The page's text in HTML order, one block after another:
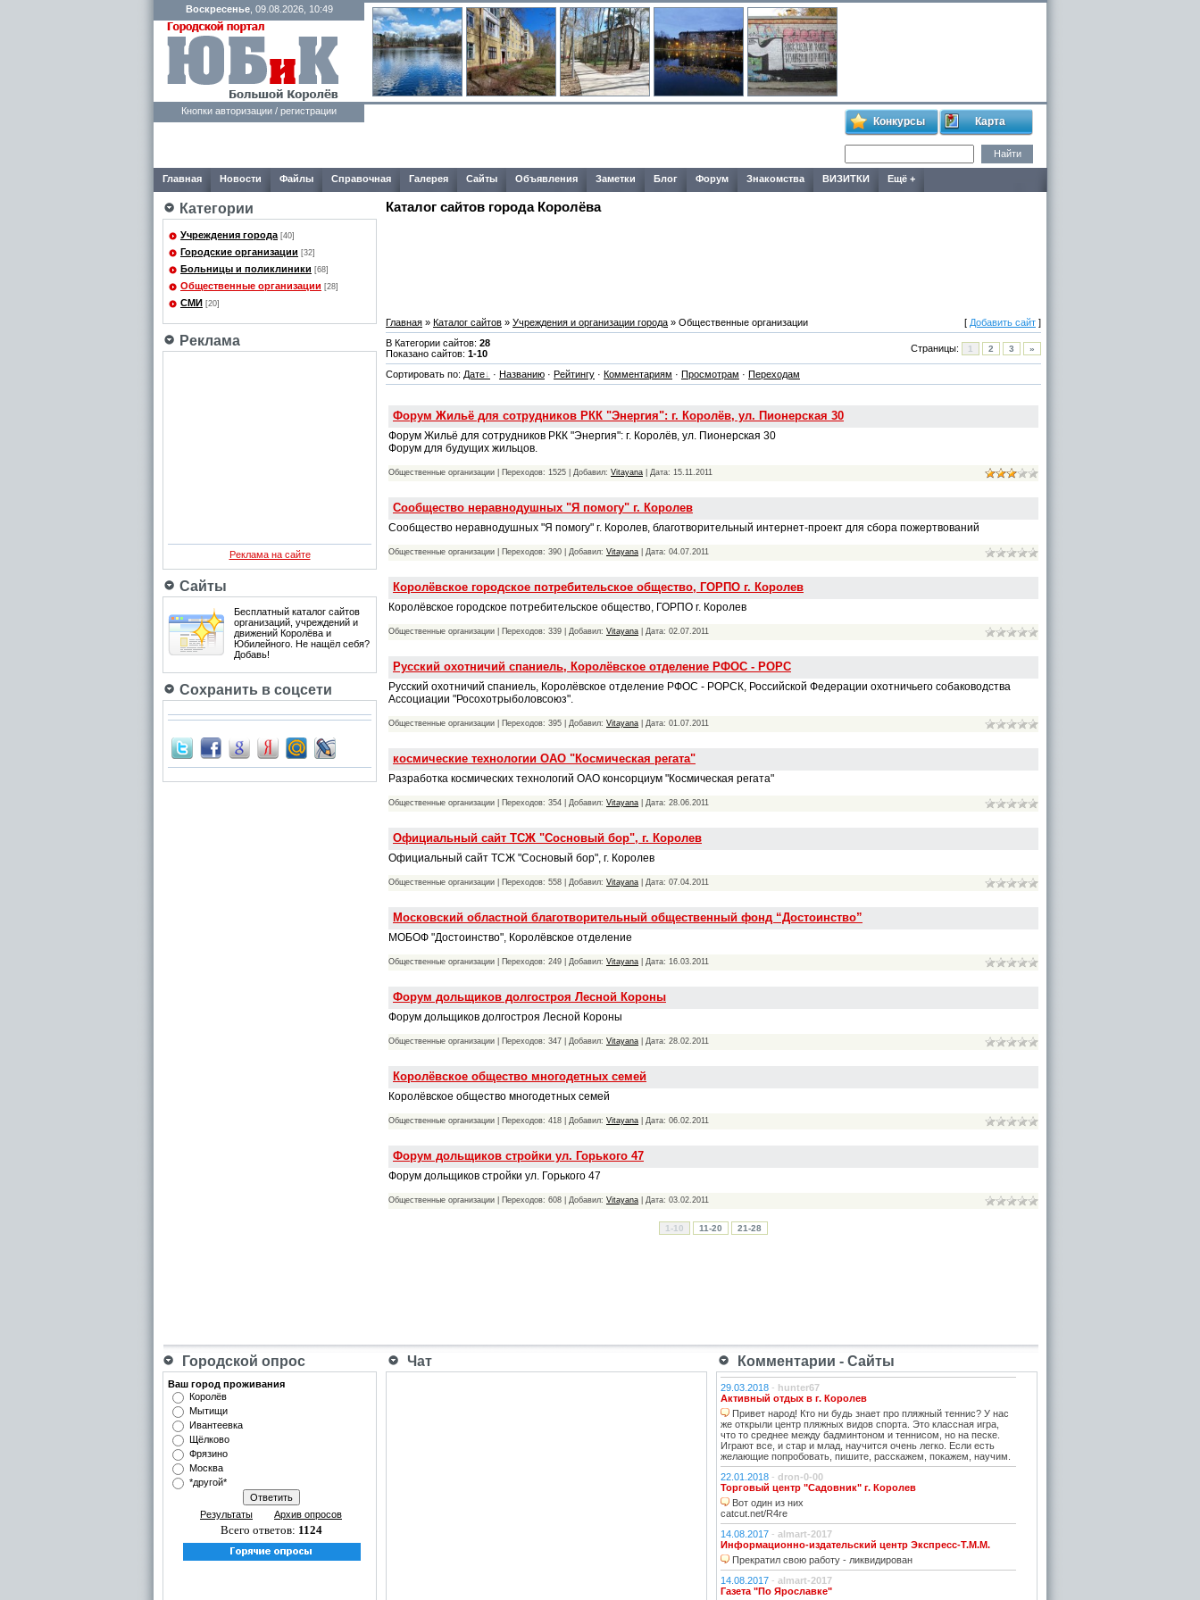
Воскресенье, 09.08.2026, 10:49
Кнопки авторизации / регистрации
Конкурсы Карта
Главная Новости Файлы Справочная Галерея Сайты Объявления Заметки Блог Форум Знакомства ВИЗИТКИ Ещё +
Категории
Учреждения города [40]
Городские организации [32]
Больницы и поликлиники [68]
Общественные организации [28]
СМИ [20]
Реклама
Реклама на сайте
Сайты
Бесплатный каталог сайтов
организаций, учреждений и
движений Королёва и
Юбилейного. Не нащёл себя?
Добавь!
Сохранить в соцсети
Каталог сайтов города Королёва
Главная » Каталог сайтов » Учреждения и организации города » Общественные организации [ Добавить сайт ]
В Категории сайтов: 28
Показано сайтов: 1-10 Страницы: 1 2 3 »
Сортировать по: Дате · Названию · Рейтингу · Комментариям · Просмотрам · Переходам
Форум Жильё для сотрудников РКК "Энергия": г. Королёв, ул. Пионерская 30
Форум Жильё для сотрудников РКК "Энергия": г. Королёв, ул. Пионерская 30
Форум для будущих жильцов.
Общественные организации | Переходов: 1525 | Добавил: Vitayana | Дата: 15.11.2011
Сообщество неравнодушных "Я помогу" г. Королев
Сообщество неравнодушных "Я помогу" г. Королев, благотворительный интернет-проект для сбора пожертвований
Общественные организации | Переходов: 390 | Добавил: Vitayana | Дата: 04.07.2011
Королёвское городское потребительское общество, ГОРПО г. Королев
Королёвское городское потребительское общество, ГОРПО г. Королев
Общественные организации | Переходов: 339 | Добавил: Vitayana | Дата: 02.07.2011
Русский охотничий спаниель, Королёвское отделение РФОС - РОРС
Русский охотничий спаниель, Королёвское отделение РФОС - РОРСК, Российской Федерации охотничьего собаководства
Ассоциации "Росохотрыболовсоюз".
Общественные организации | Переходов: 395 | Добавил: Vitayana | Дата: 01.07.2011
космические технологии ОАО "Космическая регата"
Разработка космических технологий ОАО консорциум "Космическая регата"
Общественные организации | Переходов: 354 | Добавил: Vitayana | Дата: 28.06.2011
Официальный сайт ТСЖ "Сосновый бор", г. Королев
Официальный сайт ТСЖ "Сосновый бор", г. Королев
Общественные организации | Переходов: 558 | Добавил: Vitayana | Дата: 07.04.2011
Московский областной благотворительный общественный фонд “Достоинство”
МОБОФ "Достоинство", Королёвское отделение
Общественные организации | Переходов: 249 | Добавил: Vitayana | Дата: 16.03.2011
Форум дольщиков долгостроя Лесной Короны
Форум дольщиков долгостроя Лесной Короны
Общественные организации | Переходов: 347 | Добавил: Vitayana | Дата: 28.02.2011
Королёвское общество многодетных семей
Королёвское общество многодетных семей
Общественные организации | Переходов: 418 | Добавил: Vitayana | Дата: 06.02.2011
Форум дольщиков стройки ул. Горького 47
Форум дольщиков стройки ул. Горького 47
Общественные организации | Переходов: 608 | Добавил: Vitayana | Дата: 03.02.2011
1-10 11-20 21-28
Городской опрос Чат Комментарии - Сайты
Ваш город проживания
Королёв
Мытищи
Ивантеевка
Щёлково
Фрязино
Москва
*другой*
Результаты Архив опросов
Всего ответов: 1124
29.03.2018 - hunter67
Активный отдых в г. Королев
Привет народ! Кто ни будь знает про пляжный теннис? У нас
же открыли центр пляжных видов спорта. Это классная игра,
что то среднее между бадминтоном и теннисом, но на песке.
Играют все, и стар и млад, научится очень легко. Если есть
желающие попробовать, пишите, расскажем, покажем, научим.
22.01.2018 - dron-0-00
Торговый центр "Садовник" г. Королев
Вот один из них
catcut.net/R4re
14.08.2017 - almart-2017
Информационно-издательский центр Экспресс-Т.М.М.
Прекратил свою работу - ликвидирован
14.08.2017 - almart-2017
Газета "По Ярославке"